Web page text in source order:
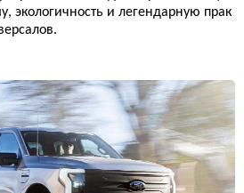
экологичность и легендарную прак